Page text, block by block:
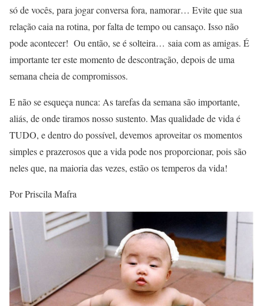
só de vocês, para jogar conversa fora, namorar… Evite que sua
relação caia na rotina, por falta de tempo ou cansaço. Isso não
pode acontecer! Ou então, se é solteira… saia com as amigas. É
importante ter este momento de descontração, depois de uma
semana cheia de compromissos.
E não se esqueça nunca: As tarefas da semana são importante,
aliás, de onde tiramos nosso sustento. Mas qualidade de vida é
TUDO, e dentro do possível, devemos aproveitar os momentos
simples e prazerosos que a vida pode nos proporcionar, pois são
neles que, na maioria das vezes, estão os temperos da vida!
Por Priscila Mafra